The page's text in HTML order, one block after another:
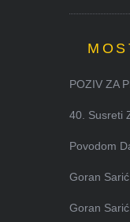
POZIV ZA
40. Susreti
Povodom
Goran
Goran